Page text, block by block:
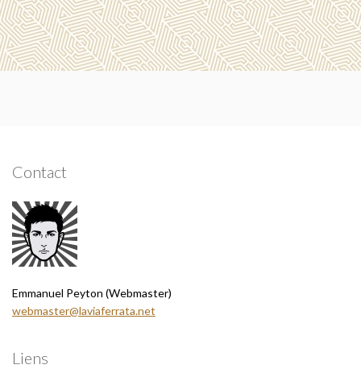
Contact
Emmanuel Peyton (Webmaster)
webmaster@laviaferrata.net
Liens